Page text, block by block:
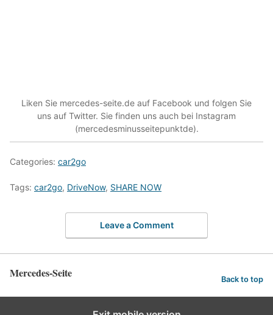
Liken Sie mercedes-seite.de auf Facebook und folgen Sie
uns auf Twitter. Sie finden uns auch bei Instagram
(mercedesminusseitepunktde).
Categories: car2go
Tags: car2go, DriveNow, SHARE NOW
Leave a Comment
Mercedes-Seite Back to top